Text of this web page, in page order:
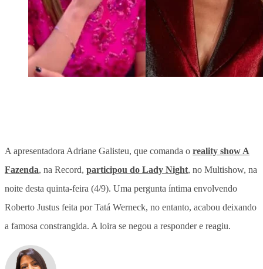
A apresentadora Adriane Galisteu, que comanda o reality show A
Fazenda, na Record, participou do Lady Night, no Multishow, na
noite desta quinta-feira (4/9). Uma pergunta íntima envolvendo
Roberto Justus feita por Tatá Werneck, no entanto, acabou deixando
a famosa constrangida. A loira se negou a responder e reagiu.